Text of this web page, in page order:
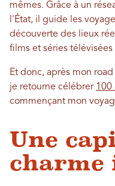
mêmes. Grâce à un
l'État, il guide les
découverte des lieux
films et séries télévisées
Et donc, après mon
je retourne célébrer 100
commençant mon
Une
charme